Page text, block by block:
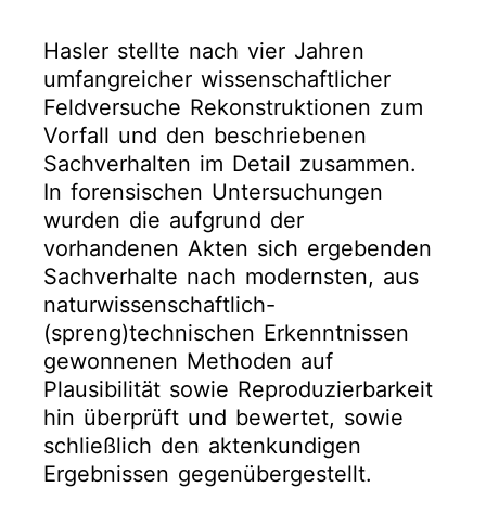
Hasler stellte nach vier Jahren
umfangreicher wissenschaftlicher
Feldversuche Rekonstruktionen zum
Vorfall und den beschriebenen
Sachverhalten im Detail zusammen.
In forensischen Untersuchungen
wurden die aufgrund der
vorhandenen Akten sich ergebenden
Sachverhalte nach modernsten, aus
naturwissenschaftlich-
(spreng)technischen Erkenntnissen
gewonnenen Methoden auf
Plausibilität sowie Reproduzierbarkeit
hin überprüft und bewertet, sowie
schließlich den aktenkundigen
Ergebnissen gegenübergestellt.